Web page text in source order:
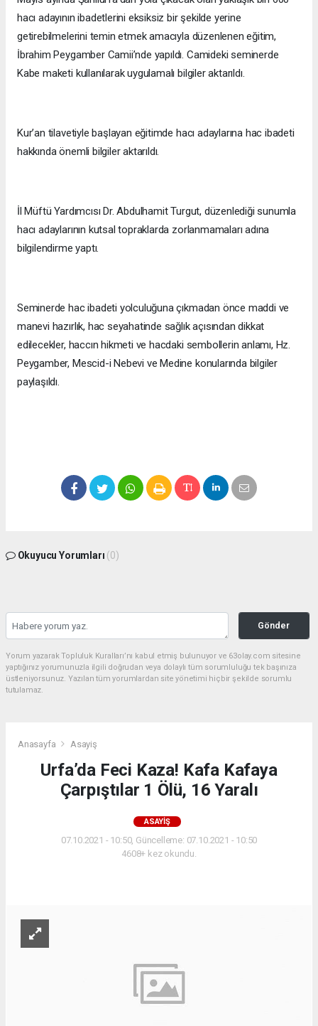
hacı adayının ibadetlerini eksiksiz bir şekilde yerine
getirebilmelerini temin etmek amacıyla düzenlenen eğitim,
İbrahim Peygamber Camii’nde yapıldı. Camideki seminerde
Kabe maketi kullanılarak uygulamalı bilgiler aktarıldı.
Kur’an tilavetiyle başlayan eğitimde hacı adaylarına hac ibadeti
hakkında önemli bilgiler aktarıldı.
İl Müftü Yardımcısı Dr. Abdulhamit Turgut, düzenlediği sunumla
hacı adaylarının kutsal topraklarda zorlanmamaları adına
bilgilendirme yaptı.
Seminerde hac ibadeti yolculuğuna çıkmadan önce maddi ve
manevi hazırlık, hac seyahatinde sağlık açısından dikkat
edilecekler, haccın hikmeti ve hacdaki sembollerin anlamı, Hz.
Peygamber, Mescid-i Nebevi ve Medine konularında bilgiler
paylaşıldı.
Okuyucu Yorumları (0)
Gönder
Yorum yazarak Topluluk Kuralları’nı kabul etmiş bulunuyor ve 63olay.com sitesine
yaptığınız yorumunuzla ilgili doğrudan veya dolaylı tüm sorumluluğu tek başınıza
üstleniyorsunuz. Yazılan tüm yorumlardan site yönetimi hiçbir şekilde sorumlu
tutulamaz.
Anasayfa Asayiş
Urfa’da Feci Kaza! Kafa Kafaya
Çarpıştılar 1 Ölü, 16 Yaralı
ASAYIŞ
07.10.2021 - 10:50, Güncelleme: 07.10.2021 - 10:50
4608+ kez okundu.